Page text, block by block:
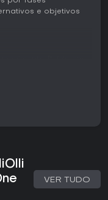
e objetivos
oferecem rotas
específicas. A
de manobras
progresso e asVER TUDO